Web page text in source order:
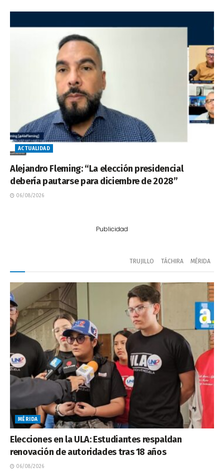
ACTUALIDAD
Alejandro Fleming: “La elección presidencial
debería pautarse para diciembre de 2028”
06/08/2026
Publicidad
TRUJILLO TÁCHIRA MÉRIDA
MÉRIDA
Elecciones en la ULA: Estudiantes respaldan
renovación de autoridades tras 18 años
06/08/2026